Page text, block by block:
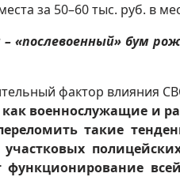
за 50–60 тыс. руб. в
– «послевоенный» бум
фактор влияния
как военнослужащие и
такие
функционирование